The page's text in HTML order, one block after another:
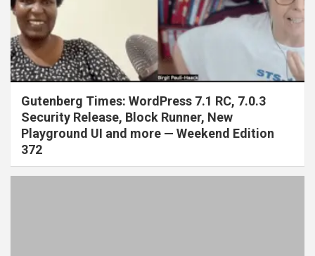
Gutenberg Times: WordPress 7.1 RC, 7.0.3
Security Release, Block Runner, New
Playground UI and more — Weekend Edition
372